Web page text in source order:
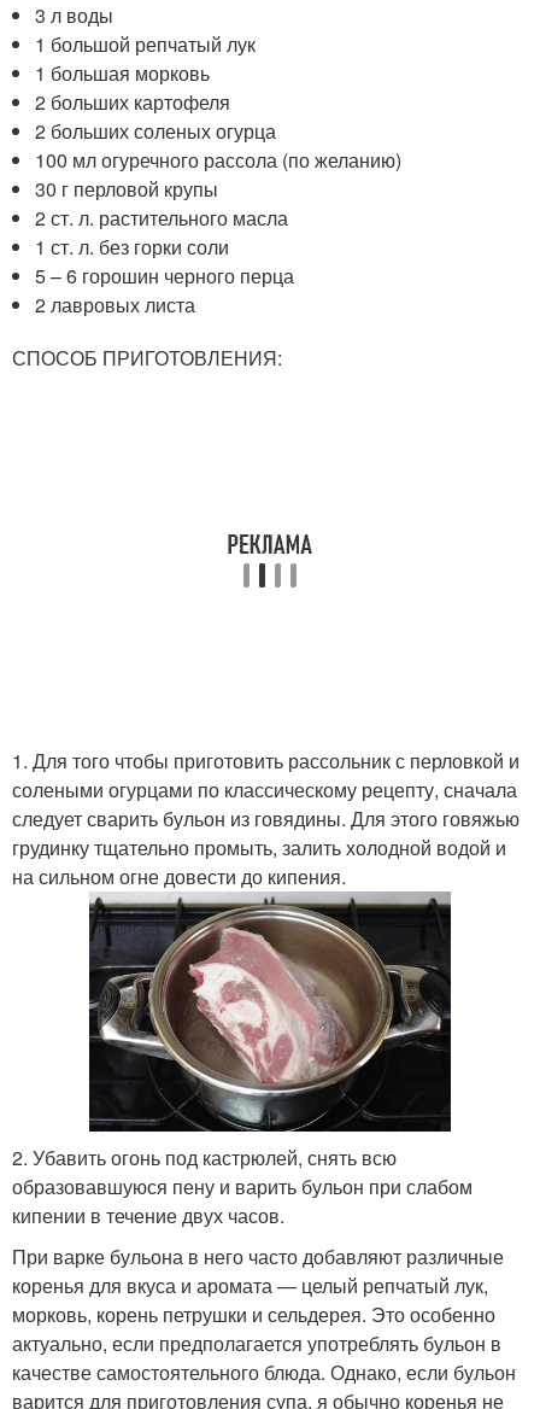
3 л воды
1 большой репчатый лук
1 большая морковь
2 больших картофеля
2 больших соленых огурца
100 мл огуречного рассола (по желанию)
30 г перловой крупы
2 ст. л. растительного масла
1 ст. л. без горки соли
5 – 6 горошин черного перца
2 лавровых листа
СПОСОБ ПРИГОТОВЛЕНИЯ:
1. Для того чтобы приготовить рассольник с перловкой и
солеными огурцами по классическому рецепту, сначала
следует сварить бульон из говядины. Для этого говяжью
грудинку тщательно промыть, залить холодной водой и
на сильном огне довести до кипения.
2. Убавить огонь под кастрюлей, снять всю
образовавшуюся пену и варить бульон при слабом
кипении в течение двух часов.
При варке бульона в него часто добавляют различные
коренья для вкуса и аромата — целый репчатый лук,
морковь, корень петрушки и сельдерея. Это особенно
актуально, если предполагается употреблять бульон в
качестве самостоятельного блюда. Однако, если бульон
варится для приготовления супа, я обычно коренья не